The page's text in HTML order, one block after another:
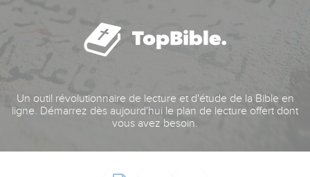
Un outil révolutionnaire de lecture et d'étude de la Bible en
ligne. Démarrez dès aujourd'hui le plan de lecture offert dont
vous avez besoin.